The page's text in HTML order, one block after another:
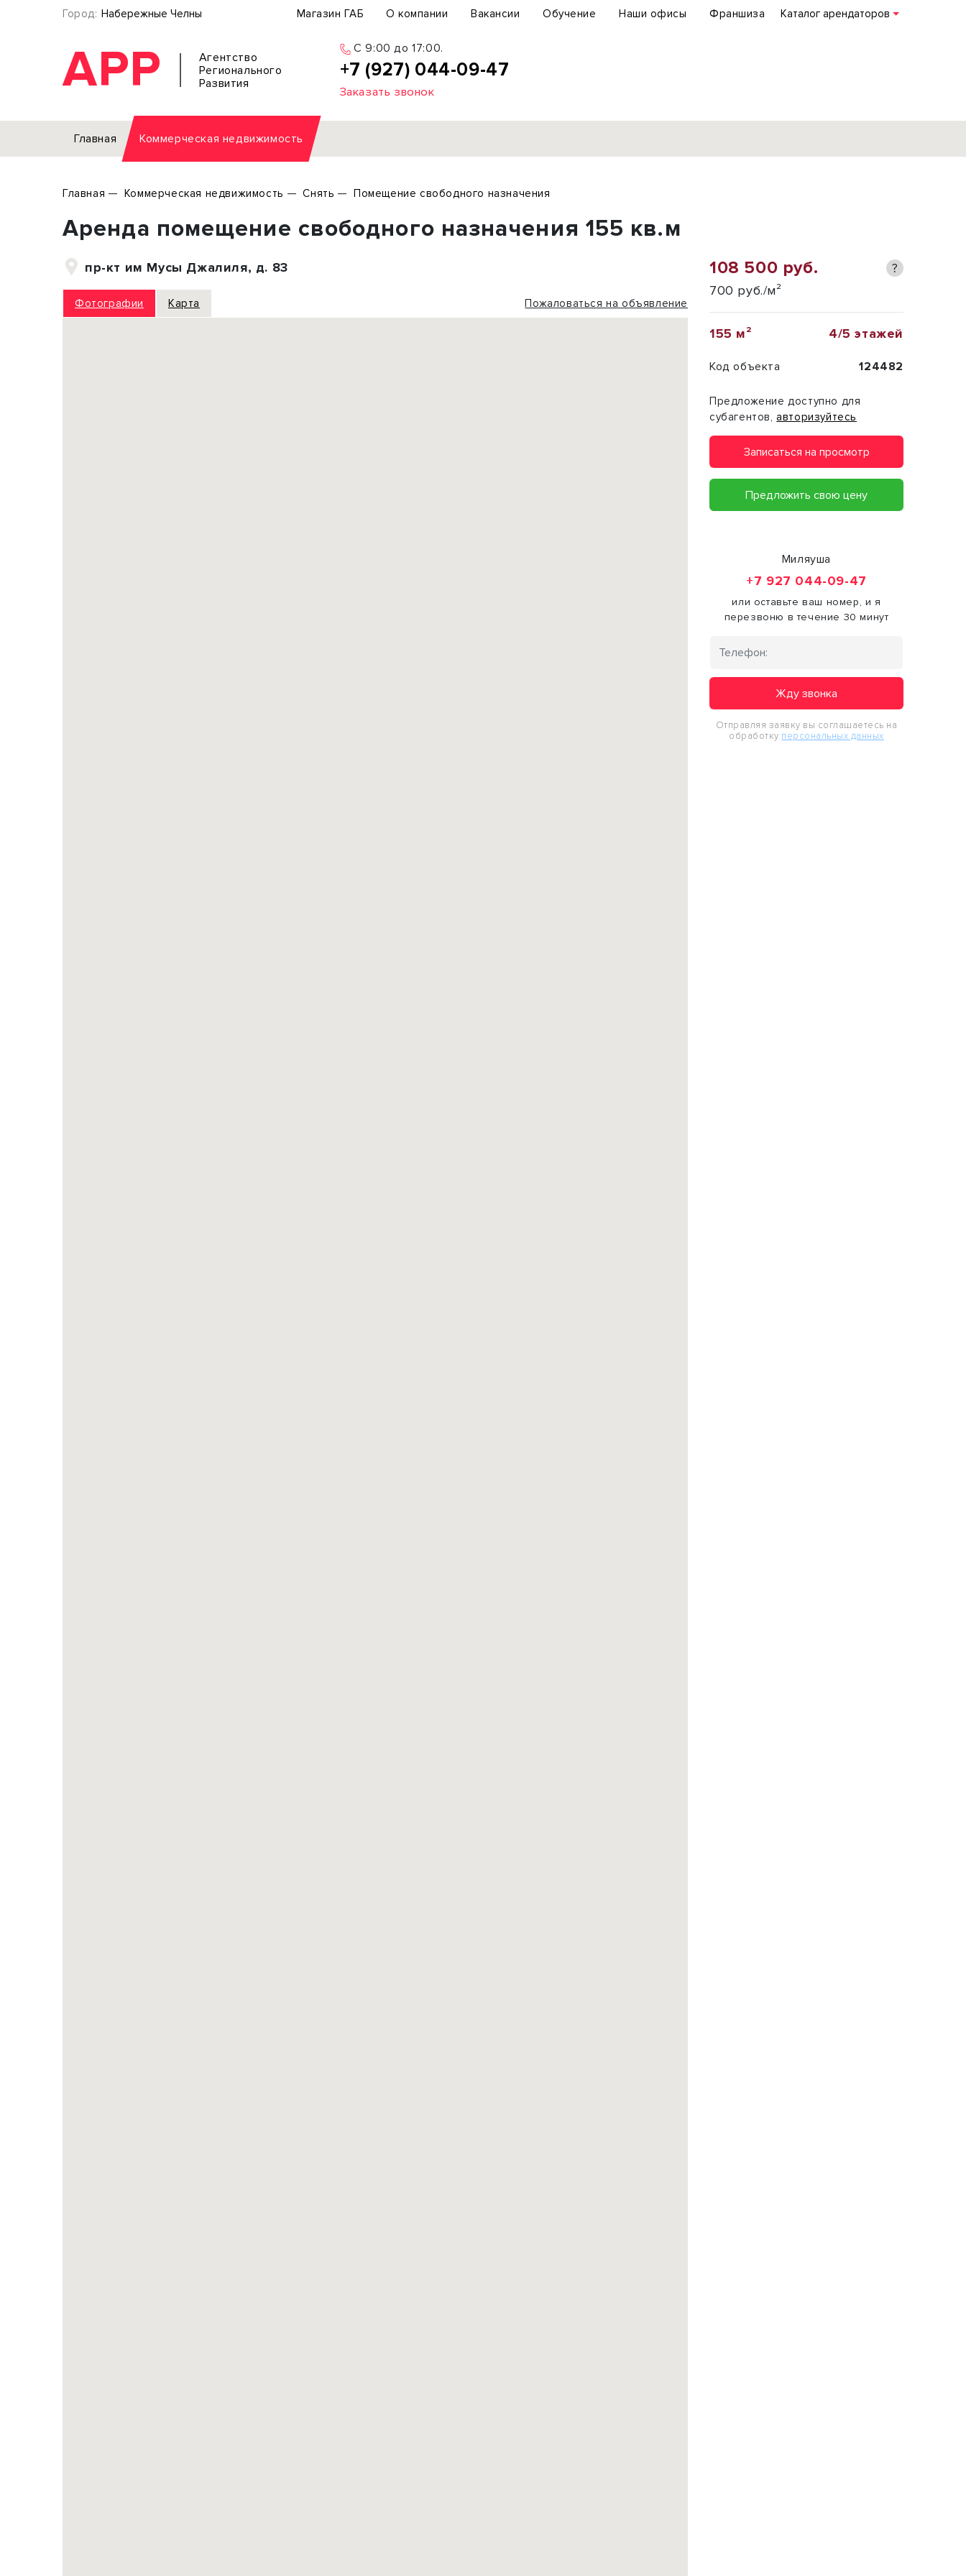
Город: Набережные Челны Магазин ГАБ О компании Вакансии Обучение Наши офисы Франшиза Каталог арендаторов
АРР
Агентство
Регионального
Развития
C 9:00 до 17:00.
+7 (927) 044-09-47
Заказать звонок
Главная Коммерческая недвижимость
Торговое помещение
Склад
Производство
Земельный участок
Отдельное здание
Бизнес-центр
Торговое помещение
Подробнее
Главная Коммерческая недвижимость Снять Помещение свободного назначения
Аренда помещение свободного назначения 155 кв.м
пр-кт им Мусы Джалиля, д. 83
Фотографии Карта Пожаловаться на объявление
108 500 руб. ?
700 руб./м²
155 м² 4/5 этажей
Код объекта 124482
Предложение доступно для
субагентов,авторизуйтесь
Записаться на просмотр
Предложить свою цену
Миляуша
+7 927 044-09-47
или оставьте ваш номер, и я
перезвоню в течение 30 минут
Жду звонка
Отправляя заявку вы соглашаетесь на
обработку персональных данных